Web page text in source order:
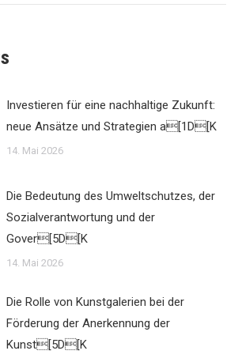
Investieren für eine nachhaltige Zukunft:
neue Ansätze und Strategien a[1D[K
14. Mai 2026
Die Bedeutung des Umweltschutzes, der
Sozialverantwortung und der
Gover[5D[K
14. Mai 2026
Die Rolle von Kunstgalerien bei der
Förderung der Anerkennung der
Kunst[5D[K